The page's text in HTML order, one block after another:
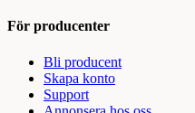
För producenter
Bli producent
Skapa konto
Support